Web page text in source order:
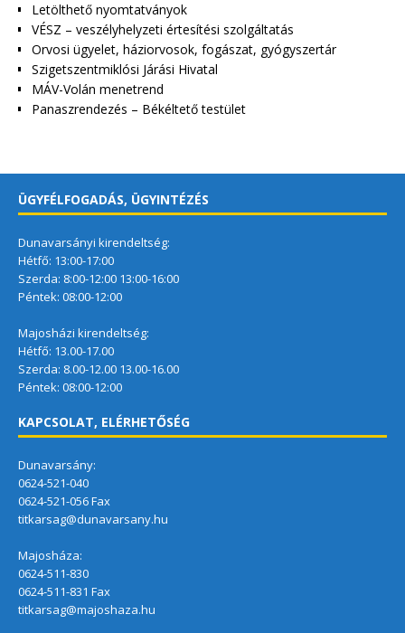
Letölthető nyomtatványok
VÉSZ – veszélyhelyzeti értesítési szolgáltatás
Orvosi ügyelet, háziorvosok, fogászat, gyógyszertár
Szigetszentmiklósi Járási Hivatal
MÁV-Volán menetrend
Panaszrendezés – Békéltető testület
ÜGYFÉLFOGADÁS, ÜGYINTÉZÉS
Dunavarsányi kirendeltség:
Hétfő: 13:00-17:00
Szerda: 8:00-12:00 13:00-16:00
Péntek: 08:00-12:00
Majosházi kirendeltség:
Hétfő: 13.00-17.00
Szerda: 8.00-12.00 13.00-16.00
Péntek: 08:00-12:00
KAPCSOLAT, ELÉRHETŐSÉG
Dunavarsány:
0624-521-040
0624-521-056 Fax
titkarsag@dunavarsany.hu
Majosháza:
0624-511-830
0624-511-831 Fax
titkarsag@majoshaza.hu